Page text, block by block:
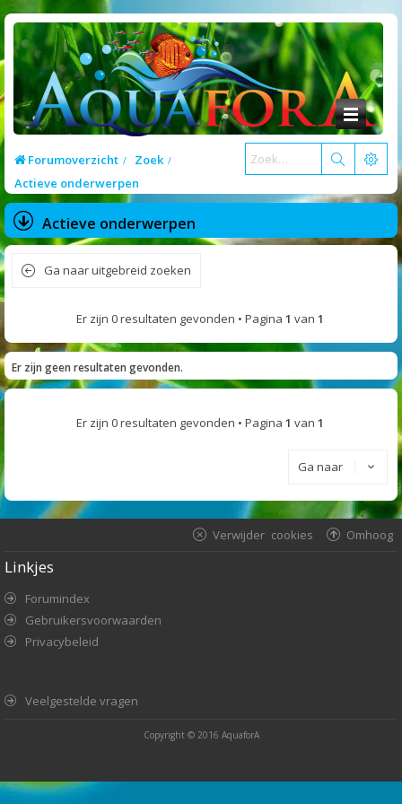
Forumoverzicht
Zoek
Actieve onderwerpen
Actieve onderwerpen
Ga naar uitgebreid zoeken
Er zijn 0 resultaten gevonden • Pagina 1 van 1
Er zijn geen resultaten gevonden.
Er zijn 0 resultaten gevonden • Pagina 1 van 1
Ga naar
Omhoog
Verwijder cookies
Linkjes
Forumindex
Gebruikersvoorwaarden
Privacybeleid
Veelgestelde vragen
Copyright © 2016 AquaforA